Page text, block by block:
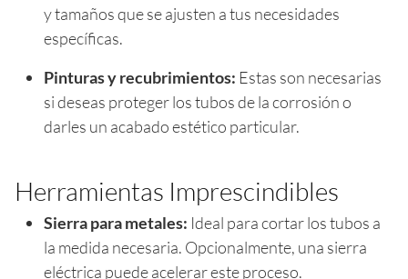
y tamaños que se ajusten a tus necesidades
específicas.
Pinturas y recubrimientos: Estas son necesarias
si deseas proteger los tubos de la corrosión o
darles un acabado estético particular.
Herramientas Imprescindibles
Sierra para metales: Ideal para cortar los tubos a
la medida necesaria. Opcionalmente, una sierra
eléctrica puede acelerar este proceso.